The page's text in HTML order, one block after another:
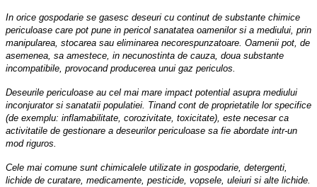
In orice gospodarie se gasesc deseuri cu continut de substante chimice
periculoase care pot pune in pericol sanatatea oamenilor si a mediului, prin
manipularea, stocarea sau eliminarea necorespunzatoare. Oamenii pot, de
asemenea, sa amestece, in necunostinta de cauza, doua substante
incompatibile, provocand producerea unui gaz periculos.
Deseurile periculoase au cel mai mare impact potential asupra mediului
inconjurator si sanatatii populatiei. Tinand cont de proprietatile lor specifice
(de exemplu: inflamabilitate, corozivitate, toxicitate), este necesar ca
activitatile de gestionare a deseurilor periculoase sa fie abordate intr-un
mod riguros.
Cele mai comune sunt chimicalele utilizate in gospodarie, detergenti,
lichide de curatare, medicamente, pesticide, vopsele, uleiuri si alte lichide.